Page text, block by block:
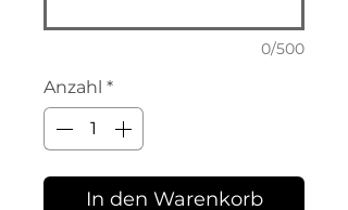
0/500
Anzahl *
In den Warenkorb